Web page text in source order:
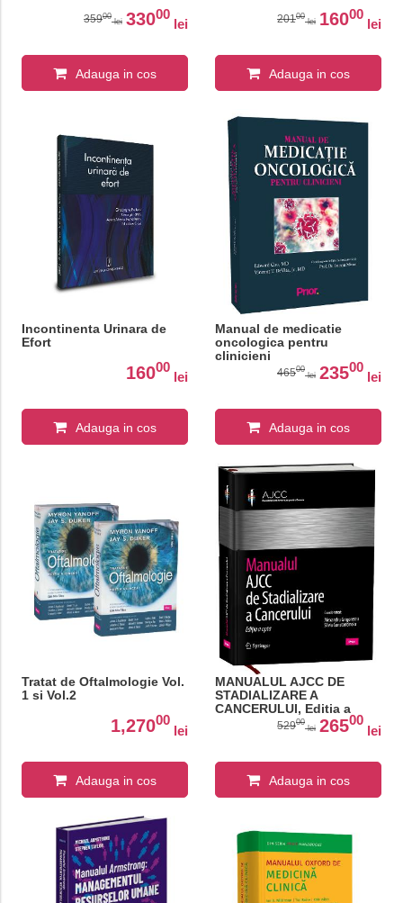
35900
lei 33000
lei
Adauga in cos
20100
lei 16000
lei
Adauga in cos
Incontinenta Urinara de
Efort
16000
lei
Adauga in cos
Manual de medicatie
oncologica pentru
clinicieni
46500
lei 23500
lei
Adauga in cos
Tratat de Oftalmologie Vol.
1 si Vol.2
1,27000
lei
Adauga in cos
MANUALUL AJCC DE
STADIALIZARE A
CANCERULUI, Editia a
52900
lei 26500
lei
Adauga in cos